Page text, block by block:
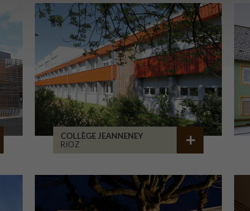
COLLÈGE JEANNENEY
RIOZ